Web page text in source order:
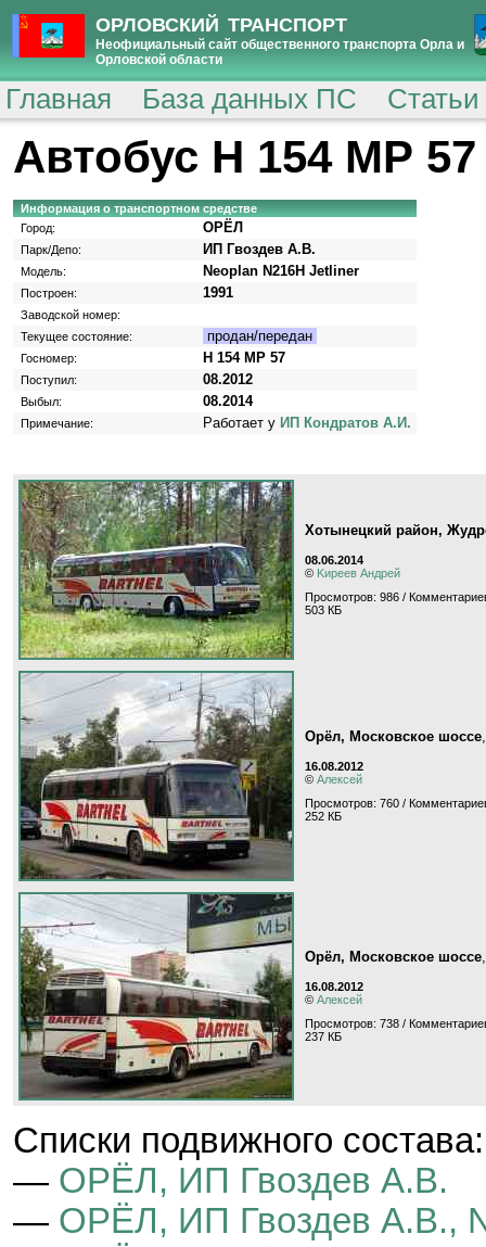
ОРЛОВСКИЙ ТРАНСПОРТ
Неофициальный сайт общественного транспорта Орла и
Орловской области
Главная База данных ПС
Автобус Н 154 МР 57
Информация о транспортном средстве
Город:
ОРЁЛ
Парк/Депо: ИП Гвоздев А.В.
Модель: Neoplan N216H Jetliner
Построен: 1991
Заводской номер:
Текущее состояние:
продан/передан
Госномер: Н 154 МР 57
Поступил: 08.2012
Выбыл: 08.2014
Примечание: Работает у ИП Кондратов А.И.
Хотынецкий район,
08.06.2014
© Kиpeeв Aндpeй
Просмотров: 986 /
503 КБ
Орёл, Московское шоссе
16.08.2012
© Алексей
Просмотров: 760 /
252 КБ
Орёл, Московское шоссе
16.08.2012
© Алексей
Просмотров: 738 /
237 КБ
Cписки подвижного состава:
— ОРЁЛ, ИП Гвоздев А.В.
— ОРЁЛ, ИП Гвоздев А.В.,